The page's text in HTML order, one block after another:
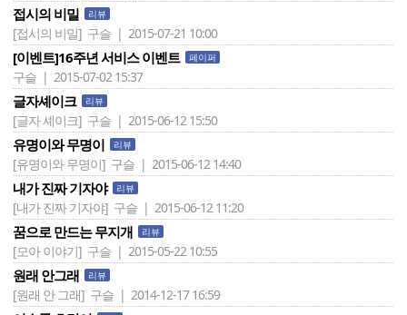
접시의 비밀 리뷰
[접시의 비밀] 구슬 | 2015-07-21 10:00
[이벤트]16주년 서비스 이벤트 페이퍼
구슬 | 2015-07-02 15:37
글자셰이크 리뷰
[글자 셰이크] 구슬 | 2015-06-12 15:50
유명이와 무명이 리뷰
[유명이와 무명이] 구슬 | 2015-06-12 14:40
내가 진짜 기자야 리뷰
[내가 진짜 기자야] 구슬 | 2015-06-12 11:20
꿈으로 만드는 무지개 리뷰
[모아 이야기] 구슬 | 2015-05-22 10:55
원래 안그래 리뷰
[원래 안 그래] 구슬 | 2014-12-17 16:59